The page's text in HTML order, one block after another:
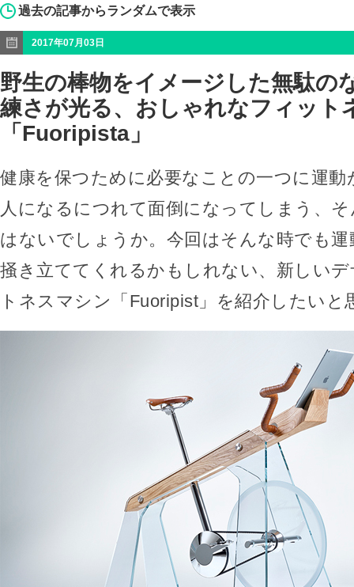
過去の記事からランダムで表示
2017年07月03日
野生の棒物をイメージした無駄の
練さが光る、おしゃれなフィット
「Fuoripista」
健康を保つために必要なことの一つに運
人になるにつれて面倒になってしまう、
はないでしょうか。今回はそんな時でも
掻き立ててくれるかもしれない、新しい
トネスマシン「Fuoripist」を紹介したいと